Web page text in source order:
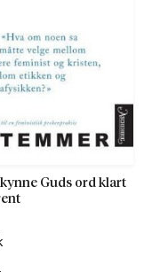
Guds ord klart